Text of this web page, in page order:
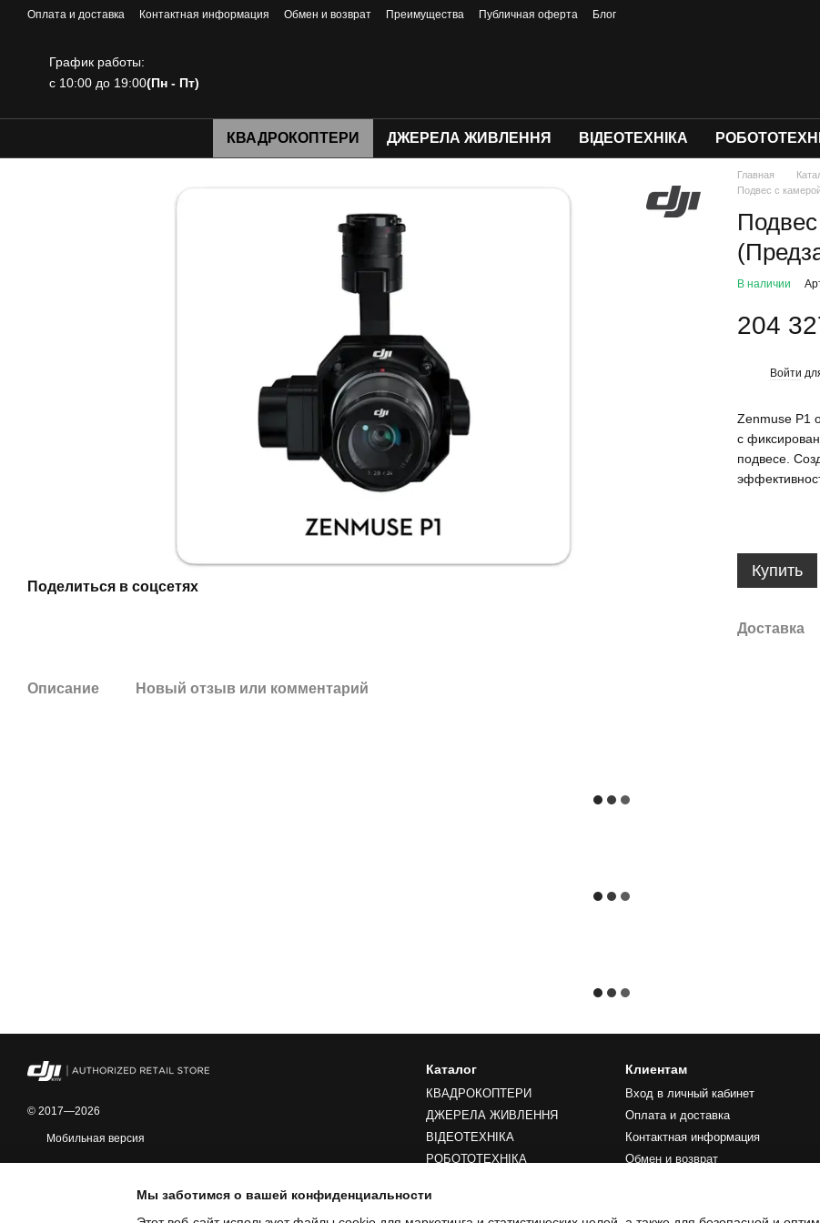
Перейти к основному контенту
Оплата и доставка Контактная информация Обмен и возврат Преимущества Публичная оферта Блог
График работы:
с 10:00 до 19:00(Пн - Пт)
КВАДРОКОПТЕРИ ДЖЕРЕЛА ЖИВЛЕННЯ ВІДЕОТЕХНІКА
Поделиться в соцсетях
Главная
Подвес с
В наличии
204
Войти
Zenmuse P1
с
подвесе.
Купить
Доставка
Описание Новый отзыв или комментарий
© 2017—2026
Мобильная версия
Каталог
КВАДРОКОПТЕРИ
ДЖЕРЕЛА ЖИВЛЕННЯ
ВІДЕОТЕХНІКА
РОБОТОТЕХНІКА
Клиентам
Вход в личный кабинет
Оплата и доставка
Контактная информация
Обмен и возврат
Мы заботимся о вашей конфиденциальности